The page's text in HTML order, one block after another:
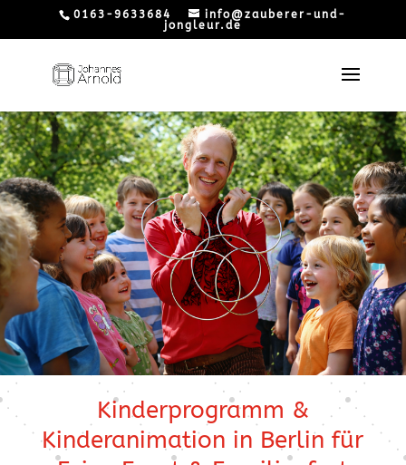
0163-9633684
info@zauberer-und-
jongleur.de
Kinderprogramm &
Kinderanimation in Berlin für